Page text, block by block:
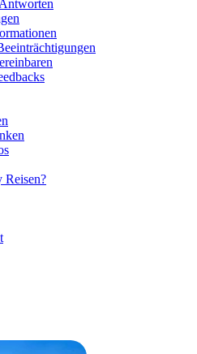
Reisen?